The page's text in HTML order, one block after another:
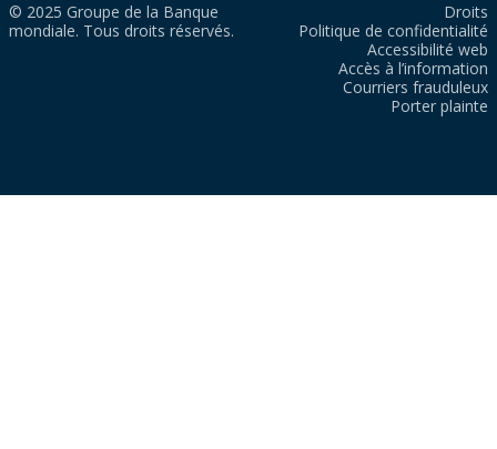
© 2025 Groupe de la Banque
mondiale. Tous droits réservés.
Droits
Politique de confidentialité
Accessibilité web
Accès à l’information
Courriers frauduleux
Porter plainte